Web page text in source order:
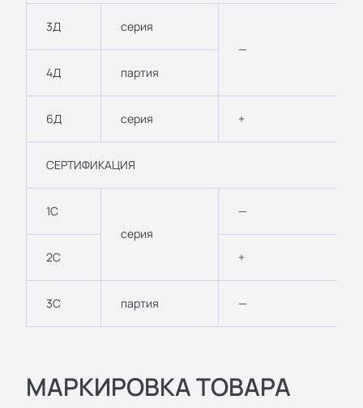
3Д
серия
—
4Д
партия
6Д серия +
СЕРТИФИКАЦИЯ
1С
серия
—
2С +
3С партия —
МАРКИРОВКА ТОВАРА